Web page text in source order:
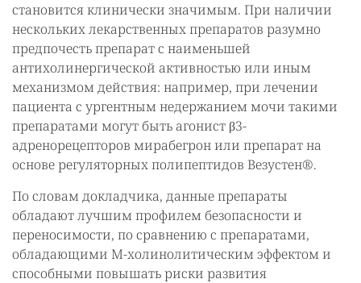
становится клинически значимым. При наличии
нескольких лекарственных препаратов разумно
предпочесть препарат с наименьшей
антихолинергической активностью или иным
механизмом действия: например, при лечении
пациента с ургентным недержанием мочи такими
препаратами могут быть агонист β3-
адренорецепторов мирабегрон или препарат на
основе регуляторных полипептидов Везустен®.
По словам докладчика, данные препараты
обладают лучшим профилем безопасности и
переносимости, по сравнению с препаратами,
обладающими М-холинолитическим эффектом и
способными повышать риски развития